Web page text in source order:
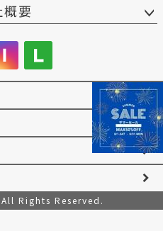
概要
Rights Reserved.